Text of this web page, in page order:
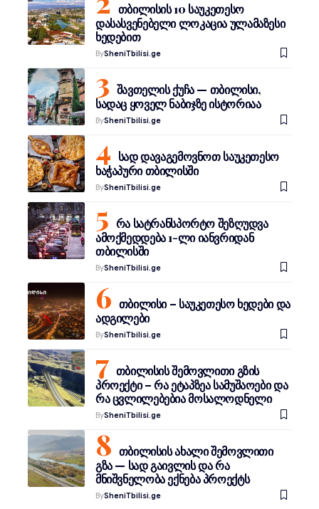
თბილისის 10 საუკეთესო
დასასვენებელი ლოკაცია ულამაზესი
ხედებით
BySheniTbilisi.ge
შავთელის ქუჩა — თბილისი,
სადაც ყოველ ნაბიჯზე ისტორიაა
BySheniTbilisi.ge
სად დავაგემოვნოთ საუკეთესო
ხაჭაპური თბილისში
BySheniTbilisi.ge
რა სატრანსპორტო შეზღუდვა
ამოქმედდება 1-ლი იანვრიდან
თბილისში
BySheniTbilisi.ge
თბილისი – საუკეთესო ხედები და
ადგილები
BySheniTbilisi.ge
თბილისის შემოვლითი გზის
პროექტი – რა ეტაპზეა სამუშაოები და
რა ცვლილებებია მოსალოდნელი
BySheniTbilisi.ge
თბილისის ახალი შემოვლითი
გზა — სად გაივლის და რა
მნიშვნელობა ექნება პროექტს
BySheniTbilisi.ge